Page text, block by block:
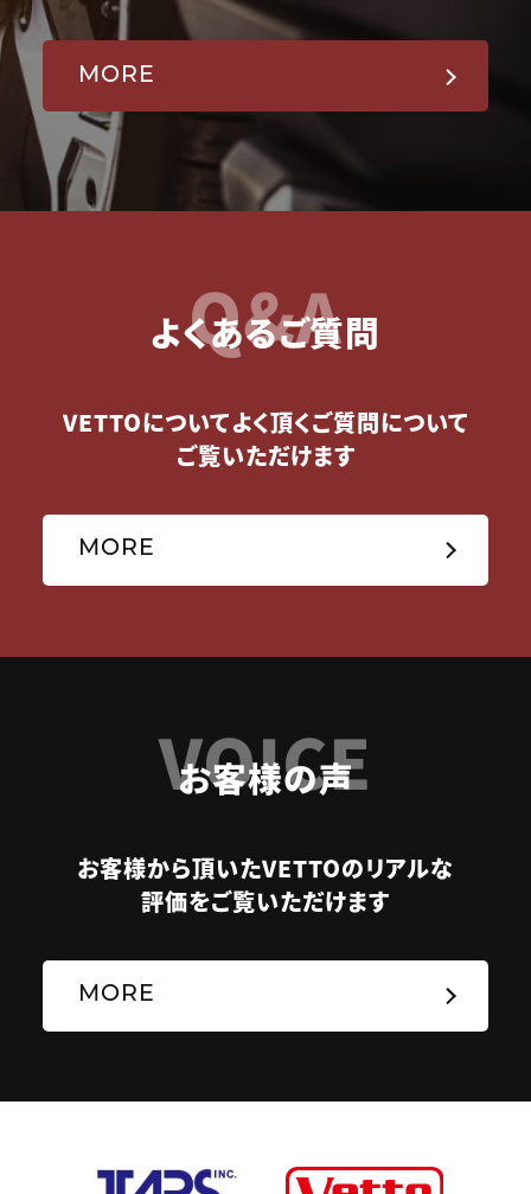
MORE
Q&A
よくあるご質問
VETTOについてよく頂くご質問について
ご覧いただけます
MORE
VOICE
お客様の声
お客様から頂いたVETTOのリアルな
評価をご覧いただけます
MORE